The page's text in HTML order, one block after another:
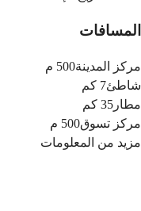
المسافات
مركز المدينة500 م
شاطئ7 كم
مطار 35 كم
مركز تسوق500 م
مزيد من المعلومات